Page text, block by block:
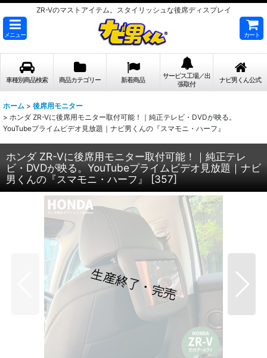
ZR-Vのマストアイテム。スタイリッシュな後席ディスプレイ
メニュー カート
車種別商品検索 商品カテゴリー 新着商品
サービス工場／出
張取付
ナビ男くん公式
ホーム > 後席用モニター
> ホンダ ZR-Vに後席用モニター取付可能！｜純正テレビ・DVDが映る。
YouTubeプライムビデオ見放題｜ナビ男くんの『スマモニ・ハーフ』
ホンダ ZR-Vに後席用モニター取付可能！｜純正テレ
ビ・DVDが映る。YouTubeプライムビデオ見放題｜ナビ
男くんの『スマモニ・ハーフ』
[357]